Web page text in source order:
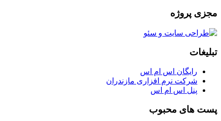
مجزی پروژه
تبلیغات
رایگان اس ام اس
شرکت نرم افزاری مازندران
پنل اس ام اس
پست های محبوب